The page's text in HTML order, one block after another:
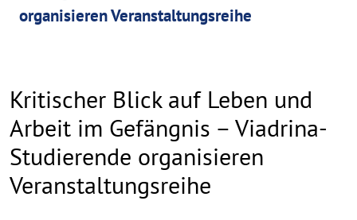
organisieren Veranstaltungsreihe
Kritischer Blick auf Leben und
Arbeit im Gefängnis – Viadrina-
Studierende organisieren
Veranstaltungsreihe